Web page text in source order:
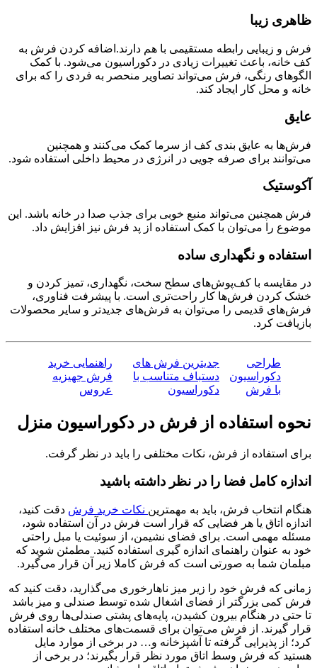
ظاهر ی زیبا
فرش و زیبایی رابطه مستقیمی با هم دارند.اضافه کردن فرش به
کف خانه، باعث تغییرات زیادی در دکوراسیون می‌شود. با کمک
الگوهای رنگی، فرش می‌تواند تصاویر منحصر به فردی را که برای
خانه و محل کار ایجاد کند.
عایق
فرش‌ها به عایق بندی کف از سرما کمک می‌کنند و همچنین
می‌توانند برای صرفه جویی در انرژی در محیط داخلی استفاده شود.
آکوستیک
فرش همچنین می‌تواند منبع خوبی برای جذب صدا در خانه باشد. این
موضوع را می‌توان با کمک استفاده از پد فرش نیز افزایش داد.
استفاده و نگهداری ساده
در مقایسه با کف‌پوش‌های سطح سخت، نگهداری، تمیز کردن و
خشک کردن فرش‌ها کار راحت‌تری است. با پیشرفت فناوری،
فرش‌های قدیمی را می‌توان به فرش‌های جدیدتر و سایر محصولات
بازیافت کرد.
طراحی
دکوراسیون
با فرش
جدیترین فرش های
دستباف متناسب با
دکوراسیون
راهنمایی خرید
فرش جهیزیه
عروس
نحوه استفاده از فرش در دکوراسیون منزل
برای استفاده از فرش، نکات مختلفی را باید در نظر گرفت.
اندازه کامل فضا را در نظر داشته باشید
هنگام انتخاب فرش، باید به مهمترین نکات خرید فرش دقت کنید،
اندازه اتاق یا هر فضایی که قرار است فرش در آن استفاده شود،
مسئله مهمی است. برای فضای نشیمن، از سوئیت یا مبل راحتی
خود به عنوان راهنمای اندازه گیری استفاده کنید. مطمئن شوید که
مبلمان شما به صورتی است که فرش کاملا زیر آن قرار می‌گیرد.
زمانی که فرش خود را زیر میز ناهارخوری می‌گذارید، دقت کنید که
فرش کمی بزرگتر از فضای اشغال شده توسط صندلی و میز باشد
تا حتی در هنگام بیرون کشیدن، پایه‌های پشتی صندلی‌ها روی فرش
قرار گیرند. از فرش می‌توان برای قسمت‌های مختلف خانه استفاده
کرد؛ از پذیرایی گرفته تا آشپزخانه و… در برخی از موارد مایل
هستید که فرش وسط اتاق مورد نظر قرار بگیرند؛ در برخی از